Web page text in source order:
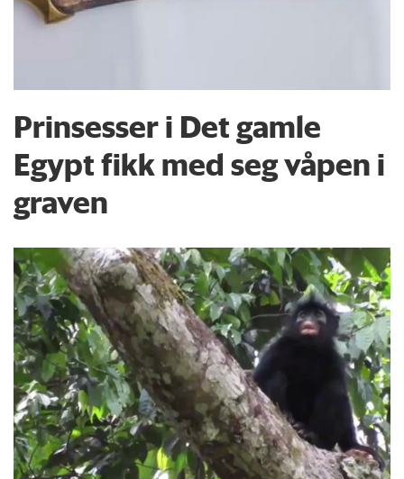
Prinsesser i Det gamle
Egypt fikk med seg våpen i
graven